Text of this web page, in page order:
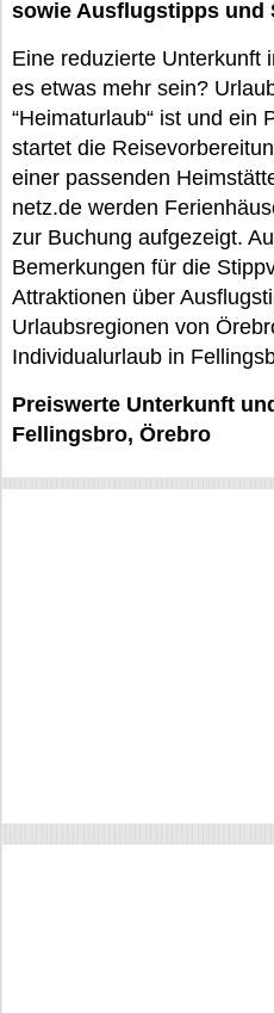
sowie Ausflugstipps und
Eine reduzierte Unterkunft
es etwas mehr sein?
“Heimaturlaub“ ist und ein
startet die
einer passenden
netz.de werden
zur Buchung aufgezeigt.
Bemerkungen für die
Attraktionen über
Urlaubsregionen von
Individualurlaub in
Preiswerte Unterkunft
Fellingsbro, Örebro